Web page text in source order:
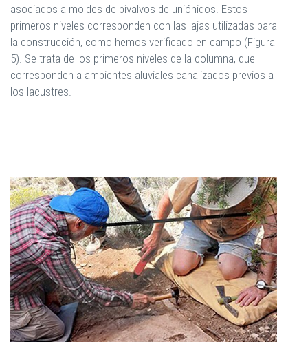
asociados a moldes de bivalvos de uniónidos. Estos
primeros niveles corresponden con las lajas utilizadas para
la construcción, como hemos verificado en campo (Figura
5). Se trata de los primeros niveles de la columna, que
corresponden a ambientes aluviales canalizados previos a
los lacustres.